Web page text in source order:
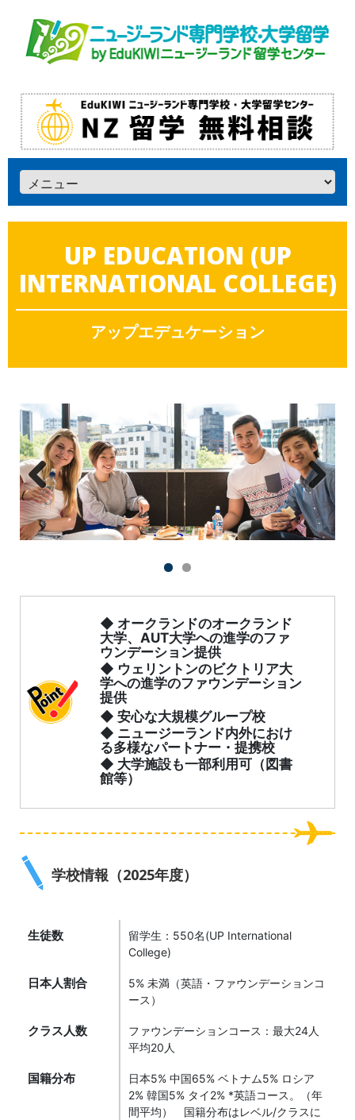
UP EDUCATION (UP
INTERNATIONAL COLLEGE)
アップエデュケーション
Previous Next
◆ オークランドのオークランド
大学、AUT大学への進学のファ
ウンデーション提供
◆ ウェリントンのビクトリア大
学への進学のファウンデーション
提供
◆ 安心な大規模グループ校
◆ ニュージーランド内外におけ
る多様なパートナー・提携校
◆ 大学施設も一部利用可（図書
館等）
学校情報（2025年度）
生徒数
留学生：550名(UP International
College)
日本人割合
5% 未満（英語・ファウンデーションコ
ース）
クラス人数
ファウンデーションコース：最大24人
平均20人
国籍分布
日本5% 中国65% ベトナム5% ロシア
2% 韓国5% タイ2% *英語コース。（年
間平均） 国籍分布はレベル/クラスに